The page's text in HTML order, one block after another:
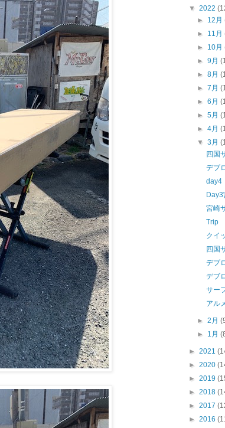
▼ 2022
► 12月
► 11月
► 10月
►9月
►8月
►7月
►6月
►5月
►4月
▼3月
四国
デブ
day4
Day3
宮崎
Trip
クイ
四国
デブ
デブ
サー
アル
►2月
► 1月
► 2021
► 2020
► 2019
► 2018
► 2017
► 2016